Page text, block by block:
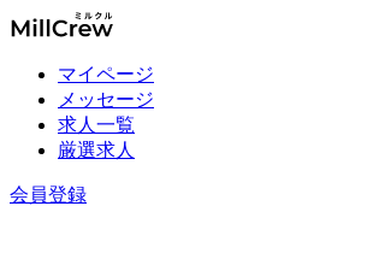
マイページ
メッセージ
求人一覧
厳選求人
会員登録